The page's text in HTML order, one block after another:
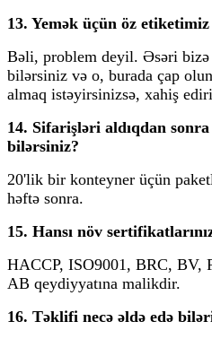
13. Yemək üçün öz
Bəli, problem deyil. Əsəri bizə
bilərsiniz və o, burada çap
almaq istəyirsinizsə, xahiş
14. Sifarişləri aldıqdan
bilərsiniz?
20'lik bir konteyner üçün
həftə sonra.
15. Hansı növ
HACCP, ISO9001, BRC, BV,
AB qeydiyyatına malikdir.
16. Təklifi necə əldə edə